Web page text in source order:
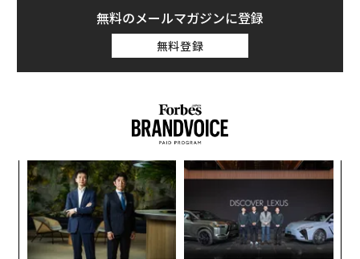
無料のメールマガジンに登録
無料登録